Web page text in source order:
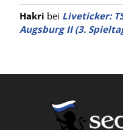
Hakri bei Liveticker:
Augsburg II (3.